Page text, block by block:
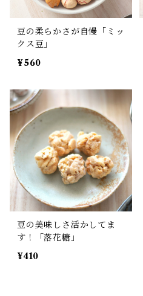
豆の柔らかさが自慢「ミッ
クス豆」
¥560
豆の美味しさ活かしてま
す！「落花糖」
¥410